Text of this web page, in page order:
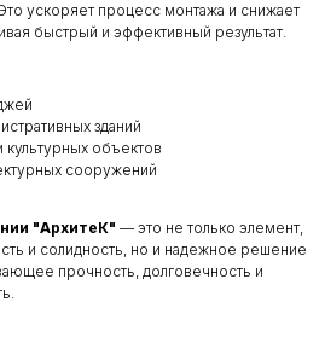
ускоряет процесс монтажа и снижает
быстрый и эффективный результат.
зданий
культурных объектов
сооружений
"АрхитеК" — это не только элемент,
и солидность, но и надежное решение
прочность, долговечность и